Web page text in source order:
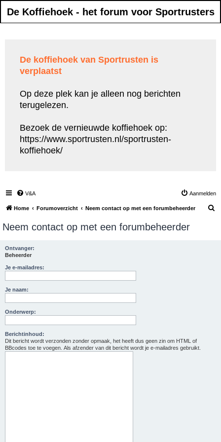
De Koffiehoek - het forum voor Sportrusters
De koffiehoek van Sportrusten is
verplaatst
Op deze plek kan je alleen nog berichten
terugelezen.
Bezoek de vernieuwde koffiehoek op:
https://www.sportrusten.nl/sportrusten-
koffiehoek/
V&A Aanmelden
Home Forumoverzicht Neem contact op met een forumbeheerder
Neem contact op met een forumbeheerder
Ontvanger:
Beheerder
Je e-mailadres:
Je naam:
Onderwerp:
Berichtinhoud:
Dit bericht wordt verzonden zonder opmaak, het heeft dus geen zin om HTML of
BBcodes toe te voegen. Als afzender van dit bericht wordt je e-mailadres gebruikt.